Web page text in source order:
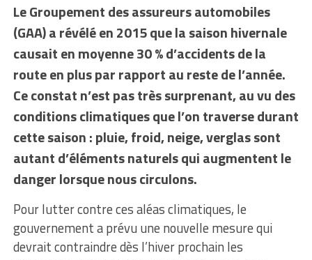
Le Groupement des assureurs automobiles
(GAA) a révélé en 2015 que la saison hivernale
causait en moyenne 30 % d’accidents de la
route en plus par rapport au reste de l’année.
Ce constat n’est pas très surprenant, au vu des
conditions climatiques que l’on traverse durant
cette saison : pluie, froid, neige, verglas sont
autant d’éléments naturels qui augmentent le
danger lorsque nous circulons.
Pour lutter contre ces aléas climatiques, le
gouvernement a prévu une nouvelle mesure qui
devrait contraindre dès l’hiver prochain les